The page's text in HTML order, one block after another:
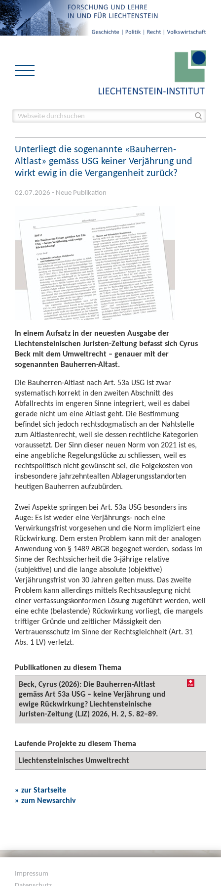
Unterliegt die sogenannte «Bauherren-
Altlast» gemäss USG keiner Verjährung und
wirkt ewig in die Vergangenheit zurück?
02.07.2026 - Neue Publikation
In einem Aufsatz in der neuesten Ausgabe der
Liechtensteinischen Juristen-Zeitung befasst sich Cyrus
Beck mit dem Umweltrecht – genauer mit der
sogenannten Bauherren-Altast.
Die Bauherren-Altlast nach Art. 53a USG ist zwar
systematisch korrekt in den zweiten Abschnitt des
Abfallrechts im engeren Sinne integriert, weil es dabei
gerade nicht um eine Altlast geht. Die Bestimmung
befindet sich jedoch rechtsdogmatisch an der Nahtstelle
zum Altlastenrecht, weil sie dessen rechtliche Kategorien
voraussetzt. Der Sinn dieser neuen Norm von 2021 ist es,
eine angebliche Regelungslücke zu schliessen, weil es
rechtspolitisch nicht gewünscht sei, die Folgekosten von
insbesondere jahrzehntealten Ablagerungsstandorten
heutigen Bauherren aufzubürden.
Zwei Aspekte springen bei Art. 53a USG besonders ins
Auge: Es ist weder eine Verjährungs- noch eine
Verwirkungsfrist vorgesehen und die Norm impliziert eine
Rückwirkung. Dem ersten Problem kann mit der analogen
Anwendung von § 1489 ABGB begegnet werden, sodass im
Sinne der Rechtssicherheit die 3-jährige relative
(subjektive) und die lange absolute (objektive)
Verjährungsfrist von 30 Jahren gelten muss. Das zweite
Problem kann allerdings mittels Rechtsauslegung nicht
einer verfassungskonformen Lösung zugeführt werden, weil
eine echte (belastende) Rückwirkung vorliegt, die mangels
triftiger Gründe und zeitlicher Mässigkeit den
Vertrauensschutz im Sinne der Rechtsgleichheit (Art. 31
Abs. 1 LV) verletzt.
Publikationen zu diesem Thema
Beck, Cyrus (2026): Die Bauherren-Altlast
gemäss Art 53a USG – keine Verjährung und
ewige Rückwirkung? Liechtensteinische
Juristen-Zeitung (LJZ) 2026, H. 2, S. 82–89.
Laufende Projekte zu diesem Thema
Liechtensteinisches Umweltrecht
» zur Startseite
» zum Newsarchiv
Impressum